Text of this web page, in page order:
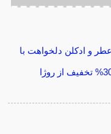
و ادکلن دلخواهت با
از روژا